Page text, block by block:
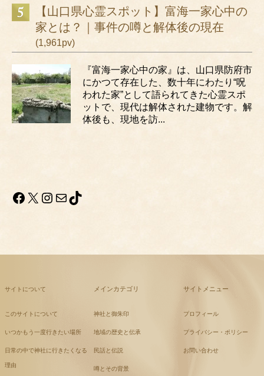
【山口県心霊スポット】富海一家心中の
家とは？｜事件の噂と解体後の現在
(1,961pv)
『富海一家心中の家』は、山口県防府市
にかつて存在した、数十年にわたり“呪
われた家”として語られてきた心霊スポ
ットで、現代は解体された建物です。解
体後も、現地を訪...
Facebook
X Instagram
メールTikTok
サイトについて
このサイトについて
いつかもう一度行きたい場所
日常の中で神社に行きたくなる
理由
メインカテゴリ
神社と御朱印
地域の歴史と伝承
民話と伝説
噂とその背景
サイトメニュー
プロフィール
プライバシー・ポリシー
お問い合わせ